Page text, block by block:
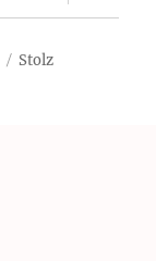
Stolz